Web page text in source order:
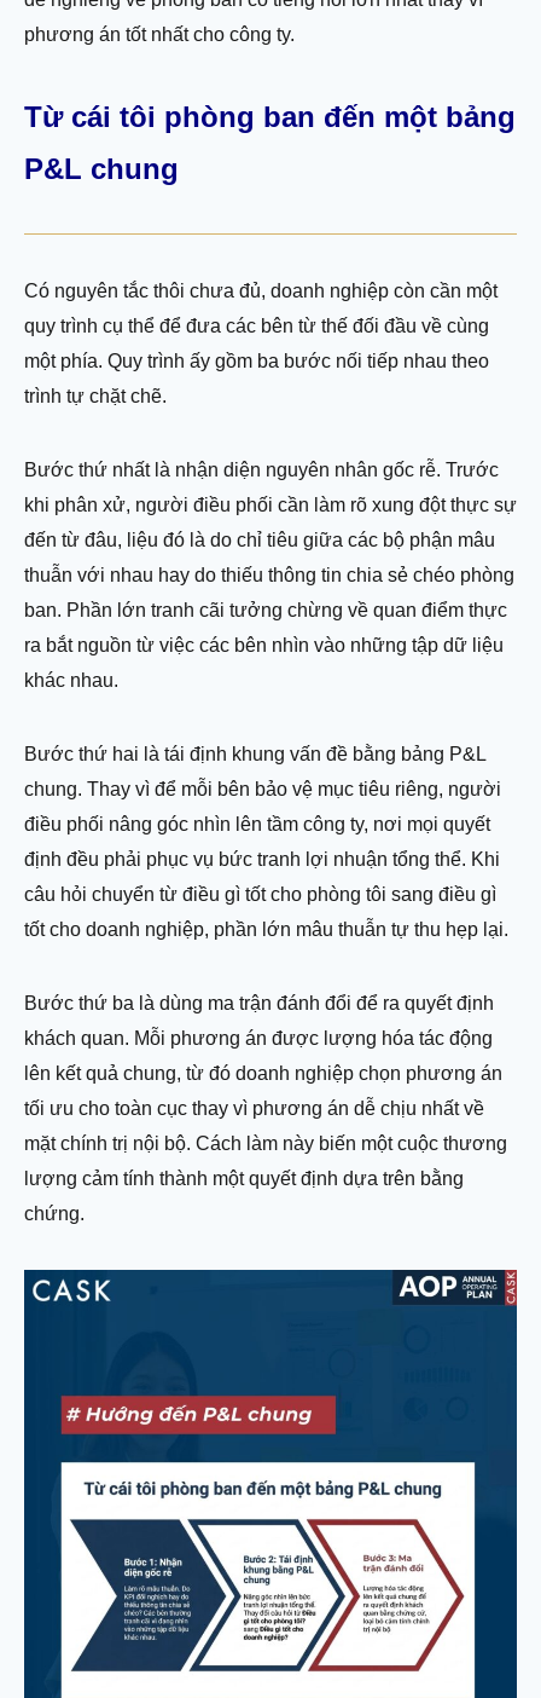
phương án tốt nhất cho công ty.
Từ cái tôi phòng ban đến một bảng
P&L chung
Có nguyên tắc thôi chưa đủ, doanh nghiệp còn cần một
quy trình cụ thể để đưa các bên từ thế đối đầu về cùng
một phía. Quy trình ấy gồm ba bước nối tiếp nhau theo
trình tự chặt chẽ.
Bước thứ nhất là nhận diện nguyên nhân gốc rễ. Trước
khi phân xử, người điều phối cần làm rõ xung đột thực sự
đến từ đâu, liệu đó là do chỉ tiêu giữa các bộ phận mâu
thuẫn với nhau hay do thiếu thông tin chia sẻ chéo phòng
ban. Phần lớn tranh cãi tưởng chừng về quan điểm thực
ra bắt nguồn từ việc các bên nhìn vào những tập dữ liệu
khác nhau.
Bước thứ hai là tái định khung vấn đề bằng bảng P&L
chung. Thay vì để mỗi bên bảo vệ mục tiêu riêng, người
điều phối nâng góc nhìn lên tầm công ty, nơi mọi quyết
định đều phải phục vụ bức tranh lợi nhuận tổng thể. Khi
câu hỏi chuyển từ điều gì tốt cho phòng tôi sang điều gì
tốt cho doanh nghiệp, phần lớn mâu thuẫn tự thu hẹp lại.
Bước thứ ba là dùng ma trận đánh đổi để ra quyết định
khách quan. Mỗi phương án được lượng hóa tác động
lên kết quả chung, từ đó doanh nghiệp chọn phương án
tối ưu cho toàn cục thay vì phương án dễ chịu nhất về
mặt chính trị nội bộ. Cách làm này biến một cuộc thương
lượng cảm tính thành một quyết định dựa trên bằng
chứng.